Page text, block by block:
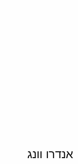
אנדרו וונג